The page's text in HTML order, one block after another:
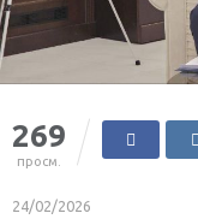
269
просм.
24/02/2026